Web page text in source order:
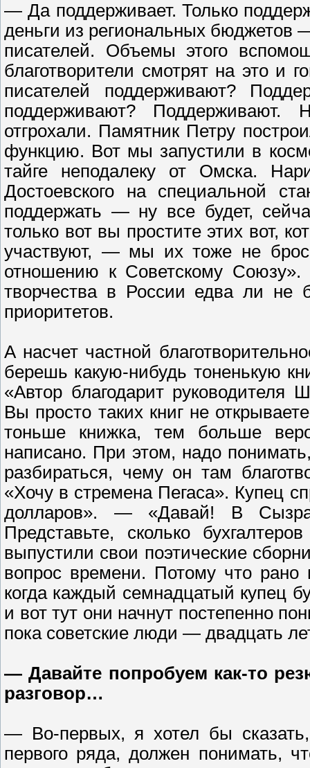
— Да поддерживает. Только
деньги из региональных
писателей. Объемы этого
благотворители смотрят на это и
писателей поддерживают?
поддерживают?
отгрохали. Памятник Петру
функцию. Вот мы запустили в
тайге неподалеку от Омска.
Достоевского на специальной
поддержать — ну все будет,
только вот вы простите этих вот,
участвуют, — мы их тоже не
отношению к Советскому
творчества в России едва ли
приоритетов.
А насчет частной
берешь какую-нибудь тоненькую
«Автор благодарит руководителя
Вы просто таких книг не
тоньше книжка, тем больше
написано. При этом, надо
разбираться, чему он там
«Хочу в стремена Пегаса». Купец
долларов». — «Давай! В
Представьте, сколько
выпустили свои поэтические
вопрос времени. Потому что
когда каждый семнадцатый купец
и вот тут они начнут постепенно
пока советские люди — двадцать
— Давайте попробуем как-то
разговор…
— Во-первых, я хотел бы
первого ряда, должен понимать,